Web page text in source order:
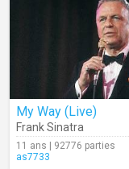
My Way (Live)
Frank Sinatra
11 ans | 92776 parties
as7733